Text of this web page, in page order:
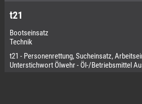
t21
Bootseinsatz
Technik
t21 - Personenrettung, Sucheinsatz,
Unterstichwort Ölwehr - Öl-/Betriebsmittel